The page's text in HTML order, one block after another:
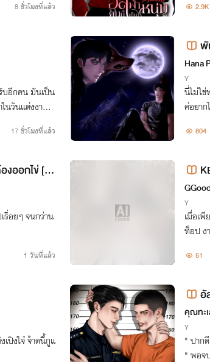
8 ชั่วโมงที่แล้ว 2.9K
บอีกคน มันเป็น
วันแต่งงาน แ
17 ชั่วโมงที่แล้ว
พั
Hana
Y
นี่ไม่ใ
ค่อยา
ะ!”“มา
804
งออกไข่ [อิ
รื่อยๆ จนกว่าน
1 วันที่แล้ว
Y
เมื่อเพี
ท็อป ง
51
ปิงใจ๋ จ้าดนี้กูแ
อั
คุณทะ
Y
" ปาก
" พอจ